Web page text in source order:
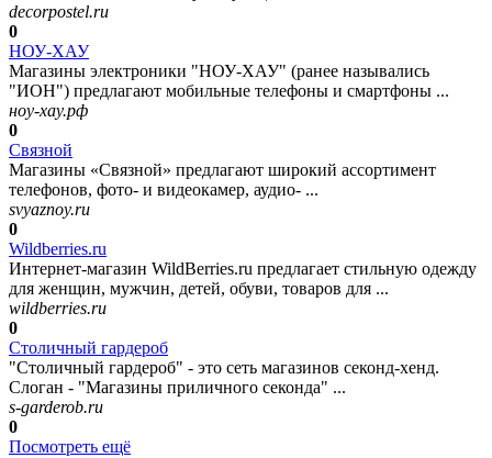
decorpostel.ru
0
НОУ-ХАУ
Магазины электроники "НОУ-ХАУ" (ранее назывались
"ИОН") предлагают мобильные телефоны и смартфоны ...
ноу-хау.рф
0
Связной
Магазины «Связной» предлагают широкий ассортимент
телефонов, фото- и видеокамер, аудио- ...
svyaznoy.ru
0
Wildberries.ru
Интернет-магазин WildBerries.ru предлагает стильную одежду
для женщин, мужчин, детей, обуви, товаров для ...
wildberries.ru
0
Столичный гардероб
"Столичный гардероб" - это сеть магазинов секонд-хенд.
Слоган - "Магазины приличного секонда" ...
s-garderob.ru
0
Посмотреть ещё